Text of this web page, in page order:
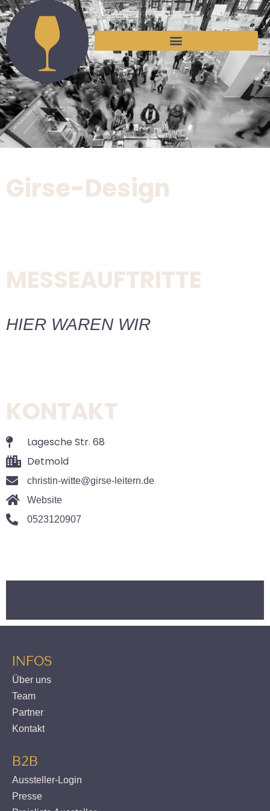
Girse-Design
MESSEAUFTRITTE
HIER WAREN WIR
KONTAKT
Lagesche Str. 68
Detmold
christin-witte@girse-leitern.de
Website
0523120907
INFOS
Über uns
Team
Partner
Kontakt
B2B
Aussteller-Login
Presse